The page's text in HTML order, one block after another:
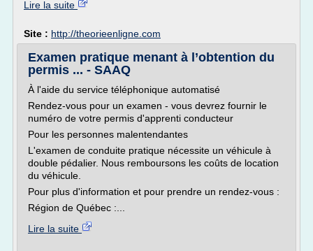
Lire la suite
Site : http://theorieenligne.com
Examen pratique menant à l’obtention du
permis ... - SAAQ
À l'aide du service téléphonique automatisé
Rendez-vous pour un examen - vous devrez fournir le
numéro de votre permis d'apprenti conducteur
Pour les personnes malentendantes
L'examen de conduite pratique nécessite un véhicule à
double pédalier. Nous remboursons les coûts de location
du véhicule.
Pour plus d'information et pour prendre un rendez-vous :
Région de Québec :...
Lire la suite